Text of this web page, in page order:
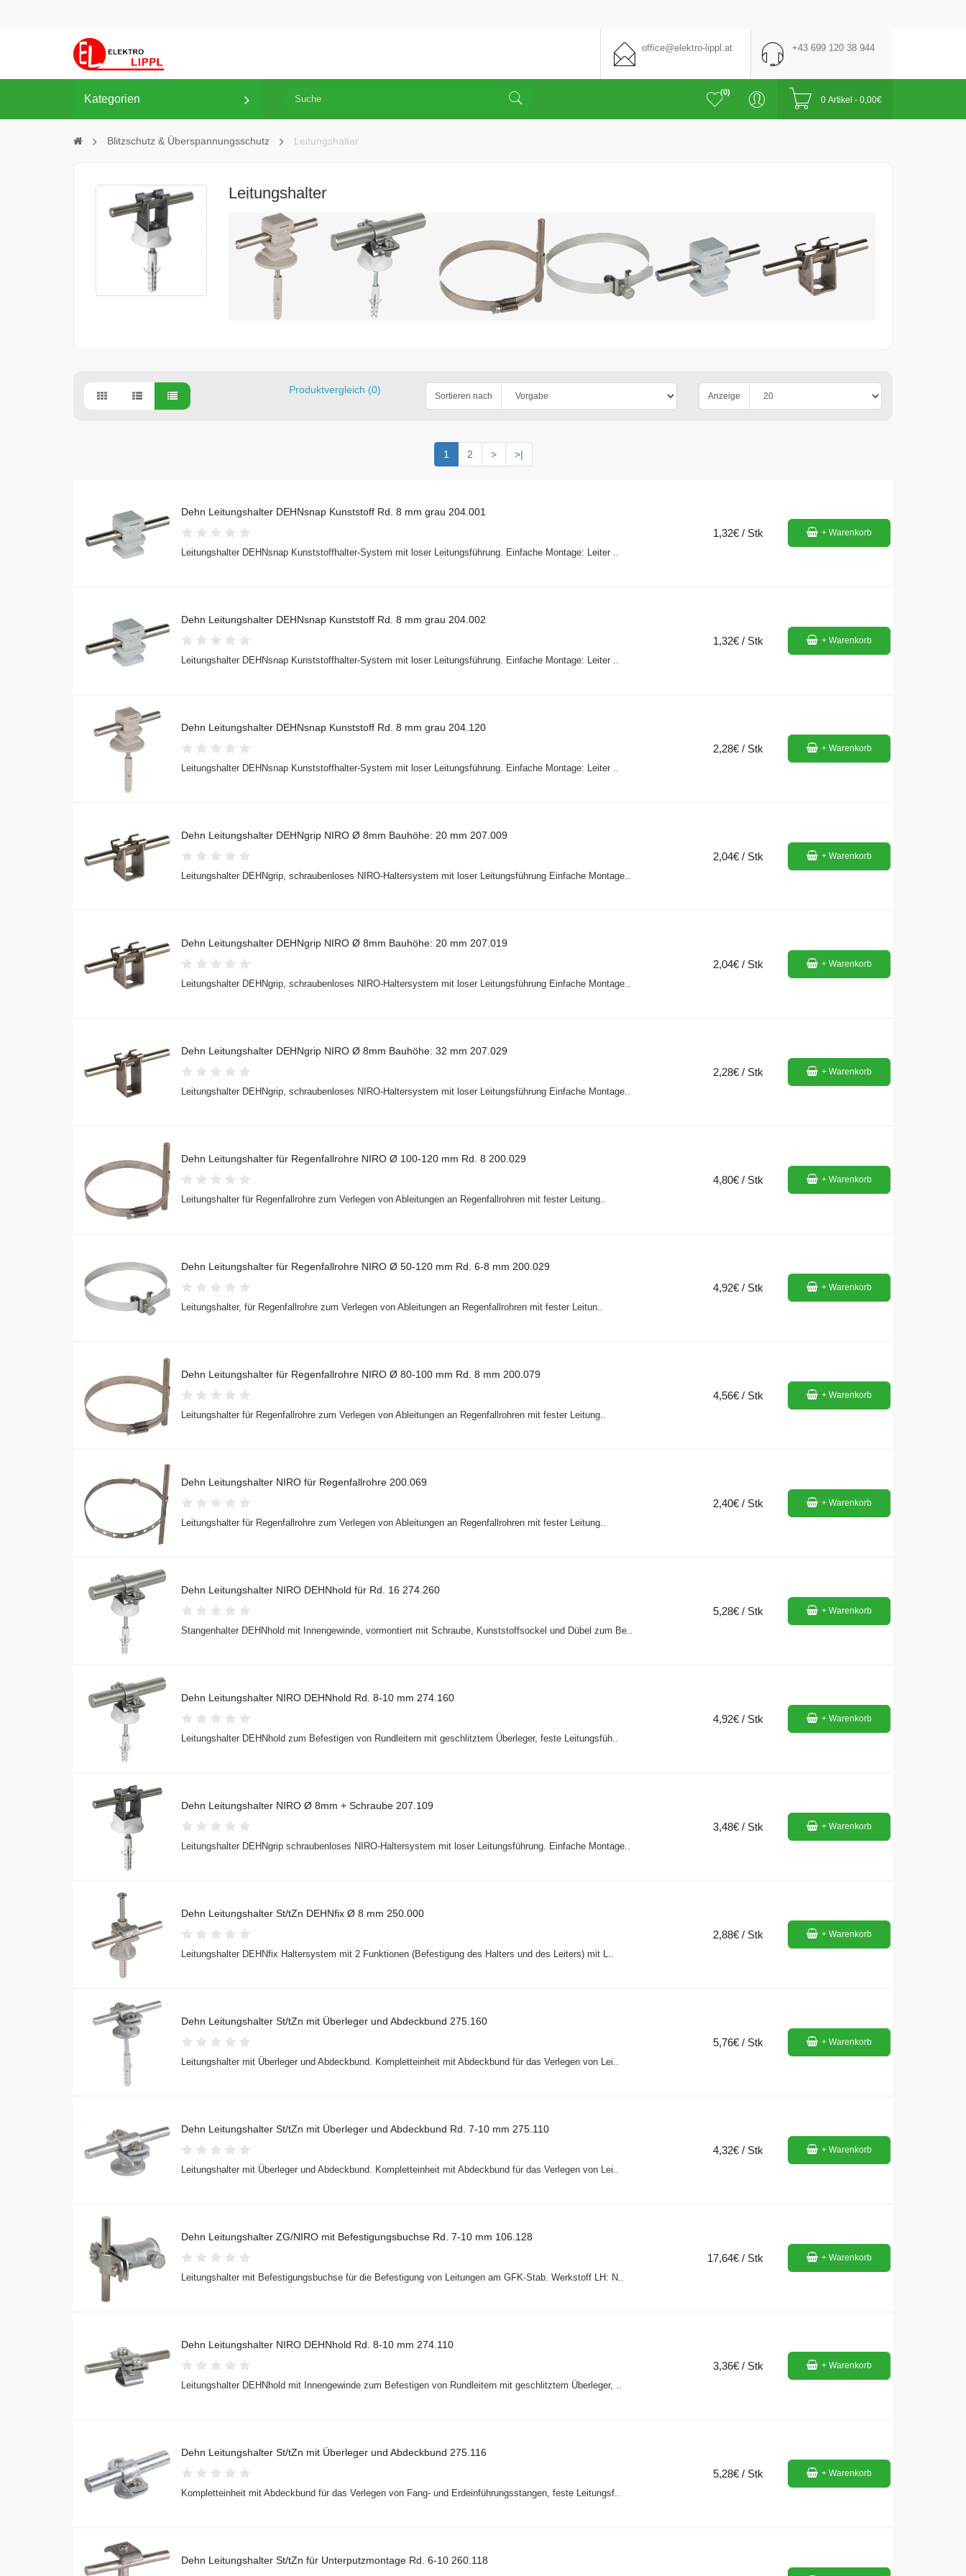
+43 699 120 38 944
office@elektro-lippl.at
Kategorien
(0)
0 Artikel - 0,00€
Blitzschutz & Überspannungsschutz Leitungshalter
Leitungshalter
Produktvergleich (0)
Sortieren nach Anzeige
1 2 > >|
Dehn Leitungshalter DEHNsnap Kunststoff Rd. 8 mm grau 204.001
Leitungshalter DEHNsnap Kunststoffhalter-System mit loser Leitungsführung. Einfache Montage: Leiter ..
1,32€ / Stk + Warenkorb
Dehn Leitungshalter DEHNsnap Kunststoff Rd. 8 mm grau 204.002
Leitungshalter DEHNsnap Kunststoffhalter-System mit loser Leitungsführung. Einfache Montage: Leiter ..
1,32€ / Stk + Warenkorb
Dehn Leitungshalter DEHNsnap Kunststoff Rd. 8 mm grau 204.120
Leitungshalter DEHNsnap Kunststoffhalter-System mit loser Leitungsführung. Einfache Montage: Leiter ..
2,28€ / Stk + Warenkorb
Dehn Leitungshalter DEHNgrip NIRO Ø 8mm Bauhöhe: 20 mm 207.009
Leitungshalter DEHNgrip, schraubenloses NIRO-Haltersystem mit loser Leitungsführung Einfache Montage..
2,04€ / Stk + Warenkorb
Dehn Leitungshalter DEHNgrip NIRO Ø 8mm Bauhöhe: 20 mm 207.019
Leitungshalter DEHNgrip, schraubenloses NIRO-Haltersystem mit loser Leitungsführung Einfache Montage..
2,04€ / Stk + Warenkorb
Dehn Leitungshalter DEHNgrip NIRO Ø 8mm Bauhöhe: 32 mm 207.029
Leitungshalter DEHNgrip, schraubenloses NIRO-Haltersystem mit loser Leitungsführung Einfache Montage..
2,28€ / Stk + Warenkorb
Dehn Leitungshalter für Regenfallrohre NIRO Ø 100-120 mm Rd. 8 200.029
Leitungshalter für Regenfallrohre zum Verlegen von Ableitungen an Regenfallrohren mit fester Leitung..
4,80€ / Stk + Warenkorb
Dehn Leitungshalter für Regenfallrohre NIRO Ø 50-120 mm Rd. 6-8 mm 200.029
Leitungshalter, für Regenfallrohre zum Verlegen von Ableitungen an Regenfallrohren mit fester Leitun..
4,92€ / Stk + Warenkorb
Dehn Leitungshalter für Regenfallrohre NIRO Ø 80-100 mm Rd. 8 mm 200.079
Leitungshalter für Regenfallrohre zum Verlegen von Ableitungen an Regenfallrohren mit fester Leitung..
4,56€ / Stk + Warenkorb
Dehn Leitungshalter NIRO für Regenfallrohre 200.069
Leitungshalter für Regenfallrohre zum Verlegen von Ableitungen an Regenfallrohren mit fester Leitung..
2,40€ / Stk + Warenkorb
Dehn Leitungshalter NIRO DEHNhold für Rd. 16 274.260
Stangenhalter DEHNhold mit Innengewinde, vormontiert mit Schraube, Kunststoffsockel und Dübel zum Be..
5,28€ / Stk + Warenkorb
Dehn Leitungshalter NIRO DEHNhold Rd. 8-10 mm 274.160
Leitungshalter DEHNhold zum Befestigen von Rundleitern mit geschlitztem Überleger, feste Leitungsfüh..
4,92€ / Stk + Warenkorb
Dehn Leitungshalter NIRO Ø 8mm + Schraube 207.109
Leitungshalter DEHNgrip schraubenloses NIRO-Haltersystem mit loser Leitungsführung. Einfache Montage..
3,48€ / Stk + Warenkorb
Dehn Leitungshalter St/tZn DEHNfix Ø 8 mm 250.000
Leitungshalter DEHNfix Haltersystem mit 2 Funktionen (Befestigung des Halters und des Leiters) mit L..
2,88€ / Stk + Warenkorb
Dehn Leitungshalter St/tZn mit Überleger und Abdeckbund 275.160
Leitungshalter mit Überleger und Abdeckbund. Kompletteinheit mit Abdeckbund für das Verlegen von Lei..
5,76€ / Stk + Warenkorb
Dehn Leitungshalter St/tZn mit Überleger und Abdeckbund Rd. 7-10 mm 275.110
Leitungshalter mit Überleger und Abdeckbund. Kompletteinheit mit Abdeckbund für das Verlegen von Lei..
4,32€ / Stk + Warenkorb
Dehn Leitungshalter ZG/NIRO mit Befestigungsbuchse Rd. 7-10 mm 106.128
Leitungshalter mit Befestigungsbuchse für die Befestigung von Leitungen am GFK-Stab. Werkstoff LH: N..
17,64€ / Stk + Warenkorb
Dehn Leitungshalter NIRO DEHNhold Rd. 8-10 mm 274.110
Leitungshalter DEHNhold mit Innengewinde zum Befestigen von Rundleitern mit geschlitztem Überleger, ..
3,36€ / Stk + Warenkorb
Dehn Leitungshalter St/tZn mit Überleger und Abdeckbund 275.116
Kompletteinheit mit Abdeckbund für das Verlegen von Fang- und Erdeinführungsstangen, feste Leitungsf..
5,28€ / Stk + Warenkorb
Dehn Leitungshalter St/tZn für Unterputzmontage Rd. 6-10 260.118